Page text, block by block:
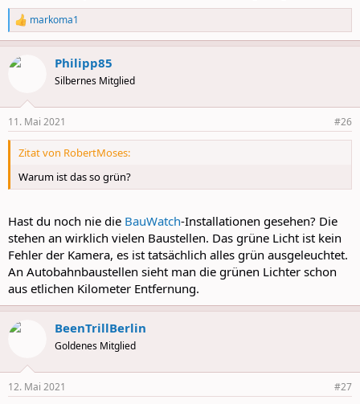
R
e
a
c
s
:
markoma1
Philipp85
Silbernes Mitglied
11. Mai 2021 #26
Zitat von RobertMoses:
Warum ist das so grün?
Hast du noch nie die BauWatch-Installationen gesehen? Die
stehen an wirklich vielen Baustellen. Das grüne Licht ist kein
Fehler der Kamera, es ist tatsächlich alles grün ausgeleuchtet.
An Autobahnbaustellen sieht man die grünen Lichter schon
aus etlichen Kilometer Entfernung.
BeenTrillBerlin
Goldenes Mitglied
12. Mai 2021 #27